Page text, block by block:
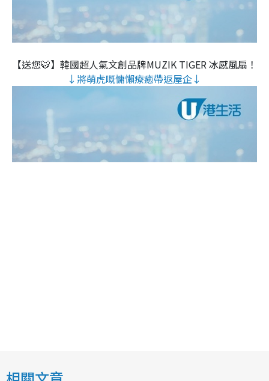
【送您🐯】韓國超人氣文創品牌MUZIK TIGER 冰感風扇！
↓將萌虎嘅慵懶療癒帶返屋企↓